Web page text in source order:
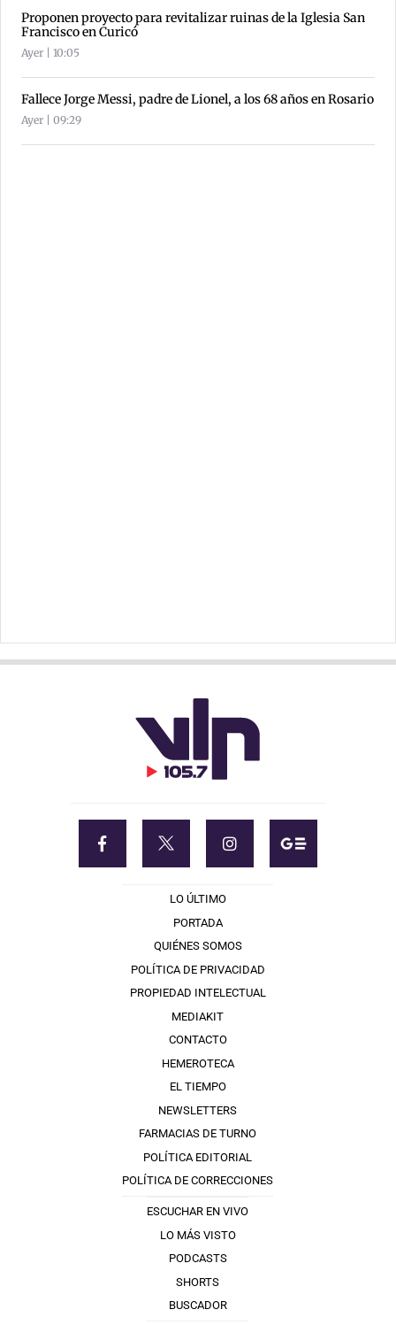
Proponen proyecto para revitalizar ruinas de la Iglesia San
Francisco en Curicó
Ayer | 10:05
Fallece Jorge Messi, padre de Lionel, a los 68 años en Rosario
Ayer | 09:29
LO ÚLTIMO
PORTADA
QUIÉNES SOMOS
POLÍTICA DE PRIVACIDAD
PROPIEDAD INTELECTUAL
MEDIAKIT
CONTACTO
HEMEROTECA
EL TIEMPO
NEWSLETTERS
FARMACIAS DE TURNO
POLÍTICA EDITORIAL
POLÍTICA DE CORRECCIONES
ESCUCHAR EN VIVO
LO MÁS VISTO
PODCASTS
SHORTS
BUSCADOR